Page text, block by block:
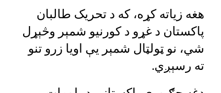
هغه زياته کړه، که د تحريک طالبان
پاکستان د غړو د کورنيو شمېر وڅېړل
شي، نو ټولټال شمېر يې اويا زرو تنو
ته رسېږي.